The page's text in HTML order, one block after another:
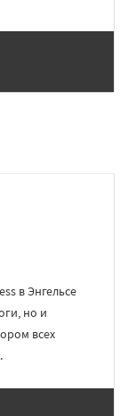
в Энгельсе
но и
всех